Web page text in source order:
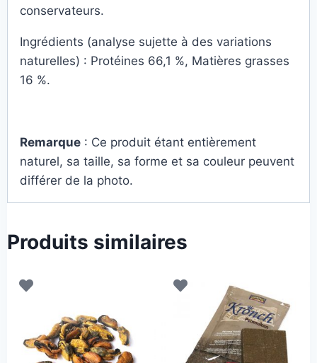
conservateurs.
Ingrédients (analyse sujette à des variations
naturelles) : Protéines 66,1 %, Matières grasses
16 %.
Remarque : Ce produit étant entièrement
naturel, sa taille, sa forme et sa couleur peuvent
différer de la photo.
Produits similaires